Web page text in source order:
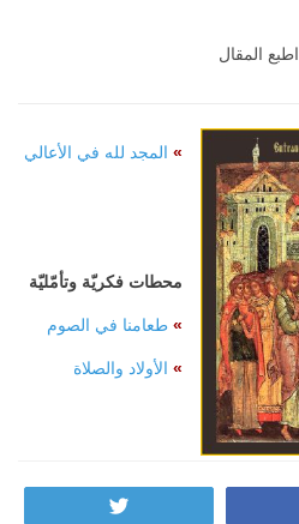
اطبع المقال
» المجد لله في الأعالي
محطات فكريّة وتأمّليّة
» طعامنا في الصوم
» الأولاد والصلاة